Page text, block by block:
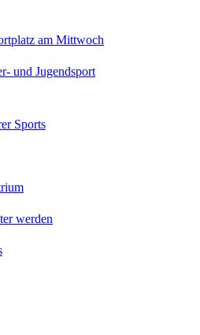
am Mittwoch
und Jugendsport
Sports
werden